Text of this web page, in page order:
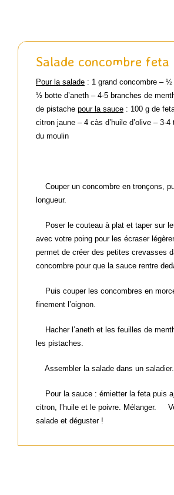
Panier WooCommerce
Salade concombre
Pour la salade: 1 grand concombre – ½
½ botte d’aneth – 4-5 branches de
de pistache pour la sauce: 100 g de
citron jaune – 4 càs d’huile d’olive – 3-
du moulin
Couper un concombre en tronçons,
longueur.
Poser le couteau à plat et taper sur
avec votre poing pour les écraser
permet de créer des petites crevasses
concombre pour que la sauce rentre
Puis couper les concombres en
finement l’oignon.
Hacher l’aneth et les feuilles de
les pistaches.
Assembler la salade dans un saladier.
Pour la sauce : émietter la feta puis
citron, l’huile et le poivre. Mélanger.
salade et déguster !